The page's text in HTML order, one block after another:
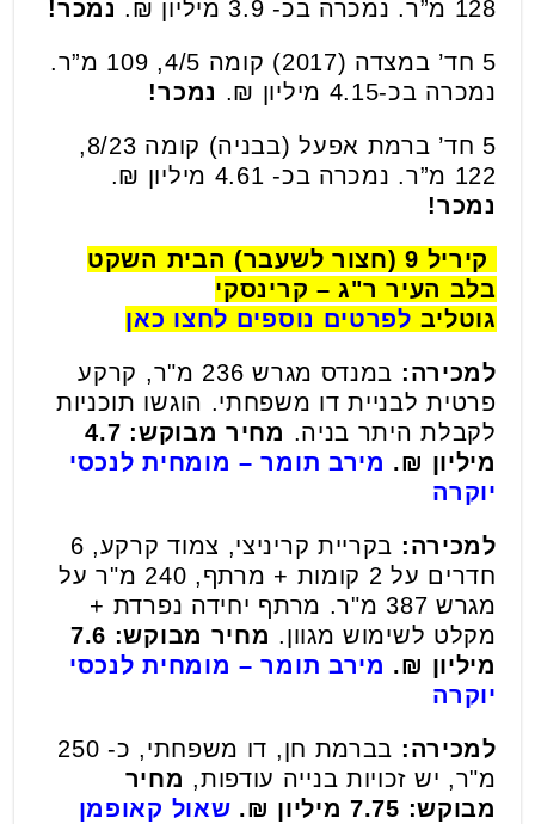
128 מ”ר. נמכרה בכ- 3.9 מיליון ₪.
נמכר!
5 חד’ במצדה (2017) קומה 4/5, 109 מ”ר.
נמכרה בכ-4.15 מיליון ₪.
נמכר!
5 חד’ ברמת אפעל (בבניה) קומה 8/23,
122 מ”ר. נמכרה בכ- 4.61 מיליון ₪.
נמכר!
קיריל 9 (חצור לשעבר) הבית השקט
בלב העיר ר"ג – קרינסקי
גוטליב לפרטים נוספים לחצו כאן
למכירה:
במנדס מגרש 236 מ"ר, קרקע
פרטית לבניית דו משפחתי. הוגשו תוכניות
לקבלת היתר בניה.
מחיר מבוקש: 4.7
מיליון ₪. מירב תומר – מומחית לנכסי
יוקרה
למכירה:
בקריית קריניצי, צמוד קרקע, 6
חדרים על 2 קומות + מרתף, 240 מ"ר על
מגרש 387 מ"ר. מרתף יחידה נפרדת +
מקלט לשימוש מגוון.
מחיר מבוקש: 7.6
מיליון ₪. מירב תומר – מומחית לנכסי
יוקרה
למכירה:
בברמת חן, דו משפחתי, כ- 250
מ"ר, יש זכויות בנייה עודפות, מחיר
מבוקש: 7.75 מיליון ₪.
שאול קאופמן